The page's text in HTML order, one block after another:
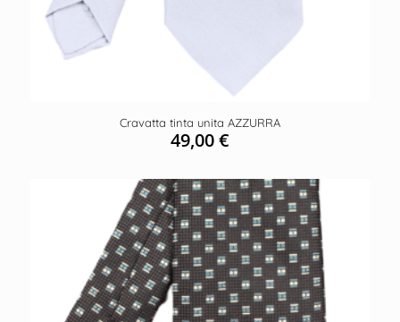
Cravatta tinta unita AZZURRA
49,00€